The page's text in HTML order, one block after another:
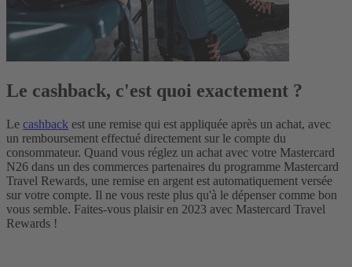
Le cashback, c'est quoi exactement ?
Le cashback est une remise qui est appliquée après un achat, avec
un remboursement effectué directement sur le compte du
consommateur. Quand vous réglez un achat avec votre Mastercard
N26 dans un des commerces partenaires du programme Mastercard
Travel Rewards, une remise en argent est automatiquement versée
sur votre compte. Il ne vous reste plus qu'à le dépenser comme bon
vous semble. Faites-vous plaisir en 2023 avec Mastercard Travel
Rewards !